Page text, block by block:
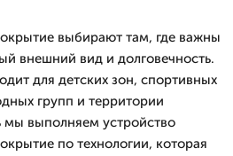
выбирают там, где важны
внешний вид и долговечность.
для детских зон, спортивных
групп и территории
мы выполняем устройство
по технологии, которая